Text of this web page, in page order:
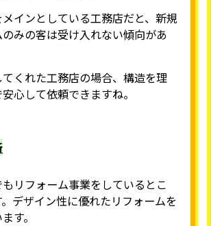
インとしている工務店だと、新規
みの客は受け入れない傾向があ
くれた工務店の場合、構造を理
心して依頼できますね。
リフォーム事業をしているとこ
デザイン性に優れたリフォームを
す。